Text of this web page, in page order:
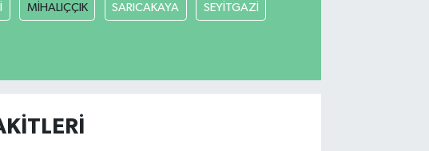
MİHALIÇÇIK SARICAKAYA SEYİTGAZİ